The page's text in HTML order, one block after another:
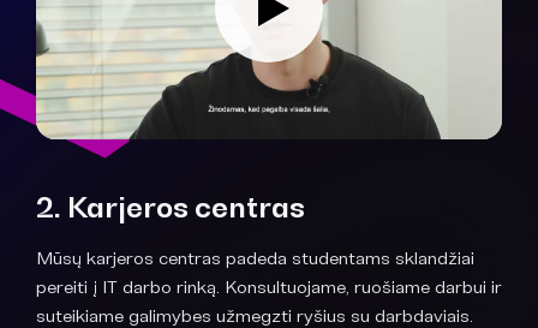
2. Karjeros centras
Mūsų karjeros centras padeda studentams sklandžiai
pereiti į IT darbo rinką. Konsultuojame, ruošiame darbui ir
suteikiame galimybes užmegzti ryšius su darbdaviais.